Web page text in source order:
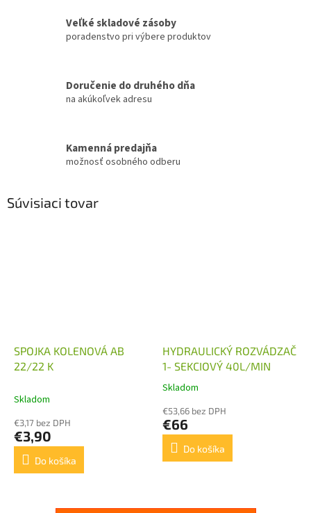
Veľké skladové zásoby
poradenstvo pri výbere produktov
Doručenie do druhého dňa
na akúkoľvek adresu
Kamenná predajňa
možnosť osobného odberu
Súvisiaci tovar
SPOJKA KOLENOVÁ AB
22/22 K
Skladom
€3,17 bez DPH
€3,90
Do košíka
HYDRAULICKÝ ROZVÁDZAČ
1- SEKCIOVÝ 40L/MIN
Priemerné
produktu
je
5,0
Skladom
€53,66 bez DPH
€66
Do košíka